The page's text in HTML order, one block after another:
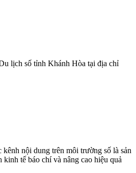
lịch số tỉnh Khánh Hòa tại địa chỉ
nội dung trên môi trường số là sản
tế báo chí và nâng cao hiệu quả